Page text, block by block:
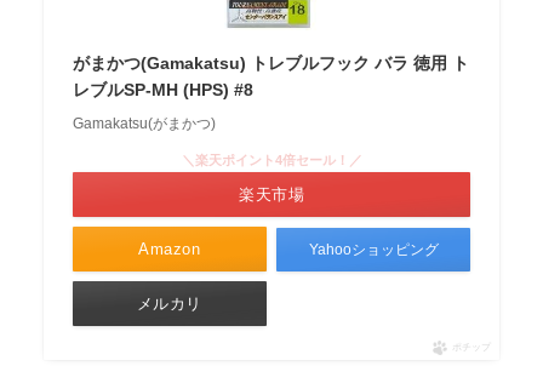
がまかつ(Gamakatsu) トレブルフック バラ 徳用 ト
レブルSP-MH (HPS) #8
Gamakatsu(がまかつ)
Amazon
＼楽天ポイント4倍セール！／
楽天市場
Yahooショッピング
メルカリ
ポチップ